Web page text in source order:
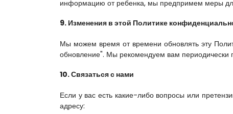
информацию от ребенка, мы предпримем меры
9. Изменения в этой Политике
Мы можем время от времени обновлять эту
обновление". Мы рекомендуем вам периодически
10. Связаться с нами
Если у вас есть какие-либо вопросы или
адресу: